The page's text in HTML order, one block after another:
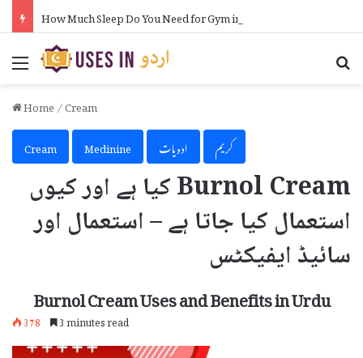
How Much Sleep Do You Need for Gym in Urdu
Menu
Home/Cream
Cream
Medinine ادویات کریم
Burnol Cream کیا ہے اور کیوں
استعمال کیا جاتا ہے – استعمال اور
سائیڈ ایفیکٹس
Burnol Cream Uses and Benefits in Urdu
378 3 minutes read